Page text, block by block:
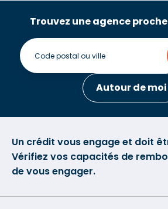
Trouvez une agence
Autour de moi
Un crédit vous engage et doit
Vérifiez vos capacités de
de vous engager.